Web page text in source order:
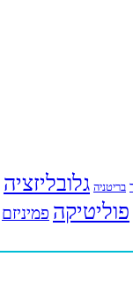
בריטניה גלובליזציה
פוליטיקה פמיניזם